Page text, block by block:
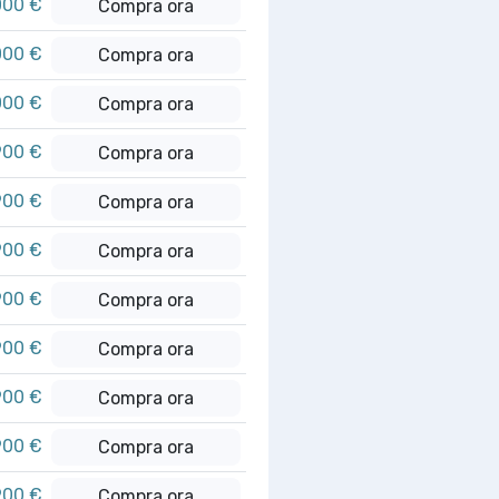
€ Compra ora
€ Compra ora
€ Compra ora
€ Compra ora
€ Compra ora
€ Compra ora
€ Compra ora
€ Compra ora
€ Compra ora
€ Compra ora